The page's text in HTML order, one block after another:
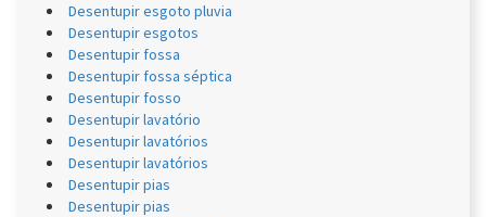
Desentupir esgoto pluvia
Desentupir esgotos
Desentupir fossa
Desentupir fossa séptica
Desentupir fosso
Desentupir lavatório
Desentupir lavatórios
Desentupir lavatórios
Desentupir pias
Desentupir pias